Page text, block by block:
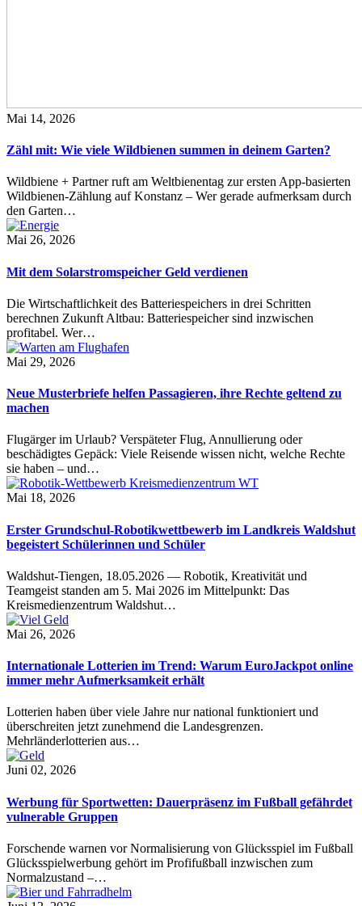
Mai 14, 2026
Zähl mit: Wie viele Wildbienen summen in deinem Garten?
Wildbiene + Partner ruft am Weltbienentag zur ersten App-basierten
Wildbienen-Zählung auf Konstanz – Wer gerade aufmerksam durch
den Garten…
Mai 26, 2026
Mit dem Solarstromspeicher Geld verdienen
Die Wirtschaftlichkeit des Batteriespeichers in drei Schritten
berechnen Zukunft Altbau: Batteriespeicher sind inzwischen
profitabel. Wer…
Mai 29, 2026
Neue Musterbriefe helfen Passagieren, ihre Rechte geltend zu
machen
Flugärger im Urlaub? Verspäteter Flug, Annullierung oder
beschädigtes Gepäck: Viele Reisende wissen nicht, welche Rechte
sie haben – und…
Mai 18, 2026
Erster Grundschul-Robotikwettbewerb im Landkreis Waldshut
begeistert Schülerinnen und Schüler
Waldshut-Tiengen, 18.05.2026 — Robotik, Kreativität und
Teamgeist standen am 5. Mai 2026 im Mittelpunkt: Das
Kreismedienzentrum Waldshut…
Mai 26, 2026
Internationale Lotterien im Trend: Warum EuroJackpot online
immer mehr Aufmerksamkeit erhält
Lotterien haben über viele Jahre nur national funktioniert und
überschreiten jetzt zunehmend die Landesgrenzen.
Mehrländerlotterien aus…
Juni 02, 2026
Werbung für Sportwetten: Dauerpräsenz im Fußball gefährdet
vulnerable Gruppen
Forschende warnen vor Normalisierung von Glücksspiel im Fußball
Glücksspielwerbung gehört im Profifußball inzwischen zum
Normalzustand –…